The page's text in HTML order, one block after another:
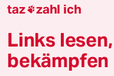
fernverbindung
taz zahl ich
Links
bekämpfen